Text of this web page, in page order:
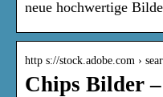
neue hochwertige
http s://stock.adobe.com ›
Chips Bilder